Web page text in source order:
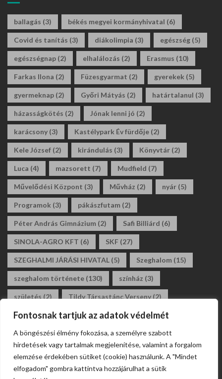
Fontosnak tartjuk az adatok védelmét
A böngészési élmény fokozása, a személyre szabott
hirdetések vagy tartalmak megjelenítése, valamint a forgalom
elemzése érdekében sütiket (cookie) használunk. A "Mindet
elfogadom" gombra kattintva hozzájárulhat a sütik
ballagás (3) békés megyei kormányhivatal (6)
Covid és tanítás (3) diákolimpia (3) egészség (5)
egészségnap (2) elhalálozás (2) Erasmus (10)
Farkas Ilona (2) Füzesgyarmat (2) gyerekek (5)
gyermeknap (2) Győri Mátyás (2) határtalanul (3)
házasságkötés (2) Jónak lenni jó (2)
karácsony (3) Kastélypark Év fürdője (2)
Kele József (2) kirándulás (3) Könyvtár (2)
Luca (4) mazsorett (7) Mudfield (7)
Művelődési Központ (3) Művház (2) nyár (5)
Programok (3) pákászfutam (2)
Péter András Gimnázium (2) Safi Billiárd (6)
SINOLA-AGRO KFT (6) SKF (27)
SZEGHALMI JÁRÁSI HIVATAL (5) Szeghalom (15)
szeghalom története (130) színház (3)
születés (2) Tildy Társastánc Verseny (2)
tildy zoltán általános iskola(3) tánc(2)
társastánc(2) állásajánlat (2) álláshirdetés